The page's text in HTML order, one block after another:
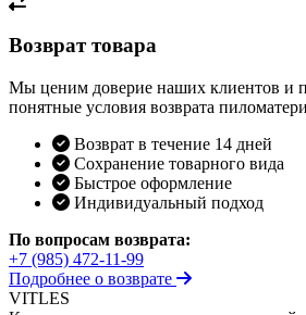
Возврат товара
Мы ценим доверие наших клиентов и
понятные условия возврата
Возврат в течение 14 дней
Сохранение товарного вида
Быстрое оформление
Индивидуальный подход
По вопросам возврата:
+7 (985) 472-11-99
Подробнее о возврате
VITLES